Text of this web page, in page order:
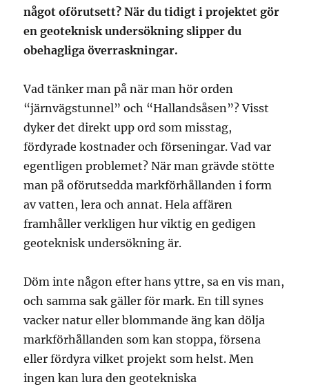
något oförutsett? När du tidigt i projektet gör
en geoteknisk undersökning slipper du
obehagliga överraskningar.
Vad tänker man på när man hör orden
“järnvägstunnel” och “Hallandsåsen”? Visst
dyker det direkt upp ord som misstag,
fördyrade kostnader och förseningar. Vad var
egentligen problemet? När man grävde stötte
man på oförutsedda markförhållanden i form
av vatten, lera och annat. Hela affären
framhåller verkligen hur viktig en gedigen
geoteknisk undersökning är.
Döm inte någon efter hans yttre, sa en vis man,
och samma sak gäller för mark. En till synes
vacker natur eller blommande äng kan dölja
markförhållanden som kan stoppa, försena
eller fördyra vilket projekt som helst. Men
ingen kan lura den geotekniska